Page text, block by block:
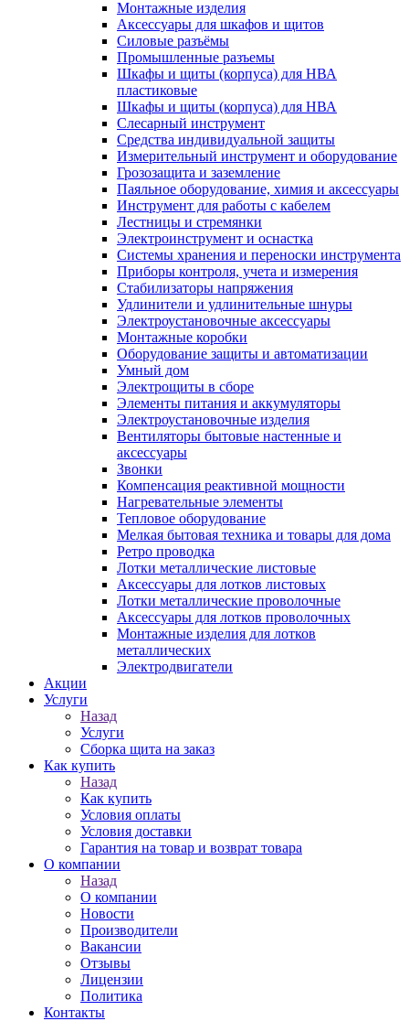
Монтажные изделия
Аксессуары для шкафов и щитов
Силовые разъёмы
Промышленные разъемы
Шкафы и щиты (корпуса) для НВА
пластиковые
Шкафы и щиты (корпуса) для НВА
Слесарный инструмент
Средства индивидуальной защиты
Измерительный инструмент и оборудование
Грозозащита и заземление
Паяльное оборудование, химия и аксессуары
Инструмент для работы с кабелем
Лестницы и стремянки
Электроинструмент и оснастка
Системы хранения и переноски инструмента
Приборы контроля, учета и измерения
Стабилизаторы напряжения
Удлинители и удлинительные шнуры
Электроустановочные аксессуары
Монтажные коробки
Оборудование защиты и автоматизации
Умный дом
Электрощиты в сборе
Элементы питания и аккумуляторы
Электроустановочные изделия
Вентиляторы бытовые настенные и
аксессуары
Звонки
Компенсация реактивной мощности
Нагревательные элементы
Тепловое оборудование
Мелкая бытовая техника и товары для дома
Ретро проводка
Лотки металлические листовые
Аксессуары для лотков листовых
Лотки металлические проволочные
Аксессуары для лотков проволочных
Монтажные изделия для лотков
металлических
Электродвигатели
Акции
Услуги
Назад
Услуги
Сборка щита на заказ
Как купить
Назад
Как купить
Условия оплаты
Условия доставки
Гарантия на товар и возврат товара
О компании
Назад
О компании
Новости
Производители
Вакансии
Отзывы
Лицензии
Политика
Контакты